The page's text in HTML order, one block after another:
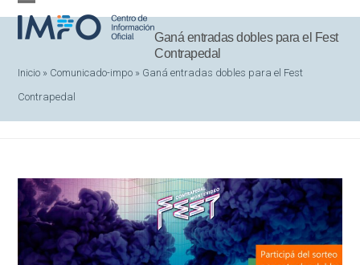
SkipOpen
mobile
menu
Close
mobile
menu
Ganá entradas dobles para el Fest
Contrapedal
Inicio » Comunicado-impo » Ganá entradas dobles para el Fest
Contrapedal